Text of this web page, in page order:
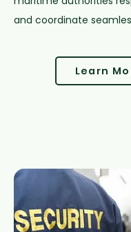
and coordinate
Learn